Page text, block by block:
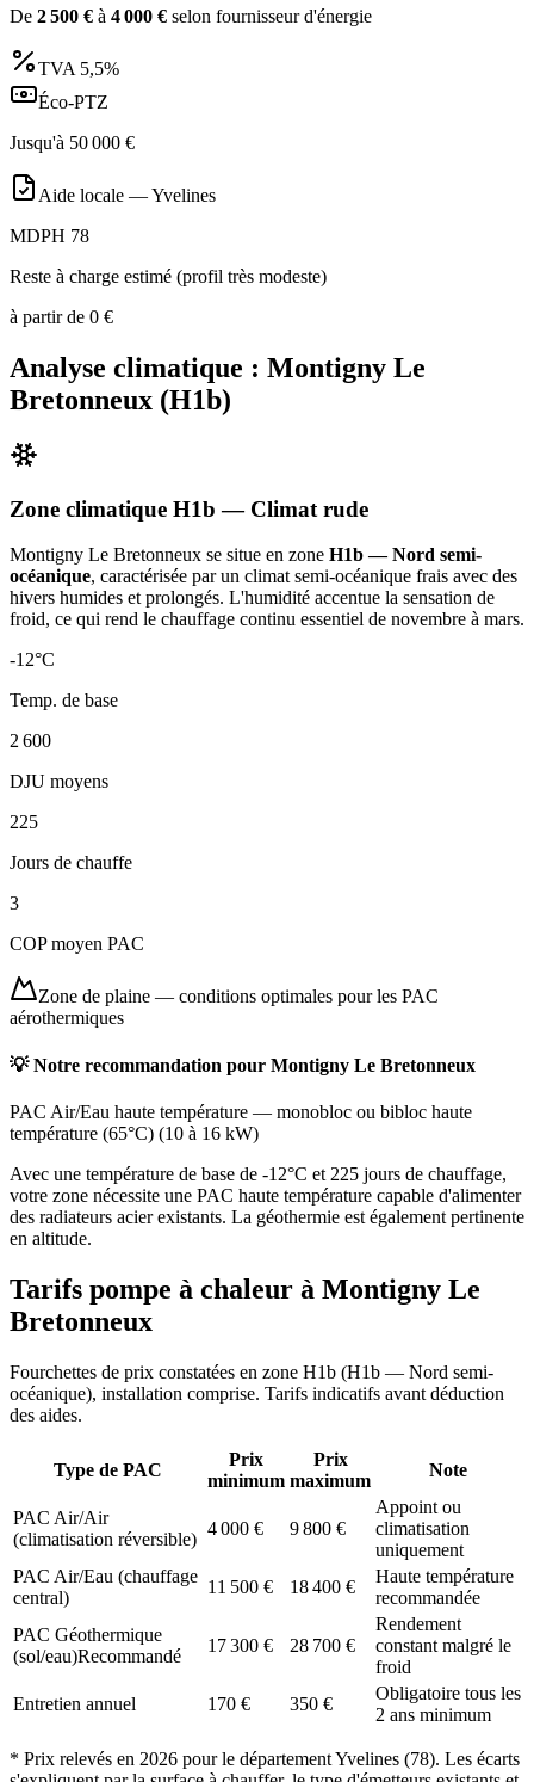
De 2 500 € à 4 000 € selon fournisseur d'énergie
TVA 5,5%
Éco-PTZ
Jusqu'à 50 000 €
Aide locale —Yvelines
MDPH 78
Reste à charge estimé (profil très modeste)
à partir de 0 €
Analyse climatique : Montigny Le
Bretonneux (H1b)
Zone climatique H1b — Climat rude
Montigny Le Bretonneux se situe en zone H1b — Nord semi-
océanique, caractérisée par un climat semi-océanique frais avec des
hivers humides et prolongés. L'humidité accentue la sensation de
froid, ce qui rend le chauffage continu essentiel de novembre à mars.
-12°C
Temp. de base
2 600
DJU moyens
225
Jours de chauffe
3
COP moyen PAC
Zone de plaine — conditions optimales pour les PAC
aérothermiques
💡 Notre recommandation pour Montigny Le Bretonneux
PAC Air/Eau haute température — monobloc ou bibloc haute
température (65°C) (10 à 16 kW)
Avec une température de base de -12°C et 225 jours de chauffage,
votre zone nécessite une PAC haute température capable d'alimenter
des radiateurs acier existants. La géothermie est également pertinente
en altitude.
Tarifs pompe à chaleur à Montigny Le
Bretonneux
Fourchettes de prix constatées en zone H1b (H1b — Nord semi-
océanique), installation comprise. Tarifs indicatifs avant déduction
des aides.
Type de PAC
Prix
minimum
Prix
maximum
Note
PAC Air/Air
(climatisation réversible)
4 000 € 9 800 €
Appoint ou
climatisation
uniquement
PAC Air/Eau (chauffage
central)
11 500 € 18 400 €
Haute température
recommandée
PAC Géothermique
(sol/eau)Recommandé
17 300 € 28 700 €
Rendement
constant malgré le
froid
Entretien annuel
170 € 350 €
Obligatoire tous les
2 ans minimum
* Prix relevés en 2026 pour le départementYvelines (78). Les écarts